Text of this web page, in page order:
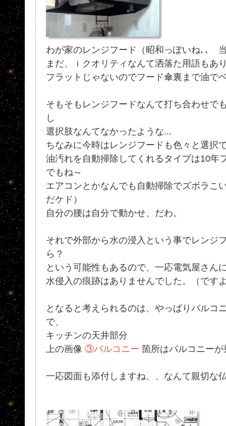
わが家のレンジフード（昭和っぽいね､､
まだ、ｉクオリティなんて洒落た用語もあ
フラットじゃないのでフード傘裏まで油で
そもそもレンジフードなんて打ち合わせで
し
選択肢なんてなかったような...
ちなみに今時はレンジフードも色々と選択
油汚れを自動掃除してくれるタイプは10年
でもね～
エアコンとかなんでも自動掃除でズボラこ
だケド）
自分の腰は自分で動かせ、だわ。
それで外部から水の浸入という事でレンジ
ら？
という可能性もあるので、一応電気屋さん
水侵入の痕跡はありませんでした。（です
となると考えられるのは、やっぱりバルコ
で、
キッチンの天井部分
上の画像 ③バルコニー 箇所はバルコニー
一応図面も添付しますね、、なんて親切な